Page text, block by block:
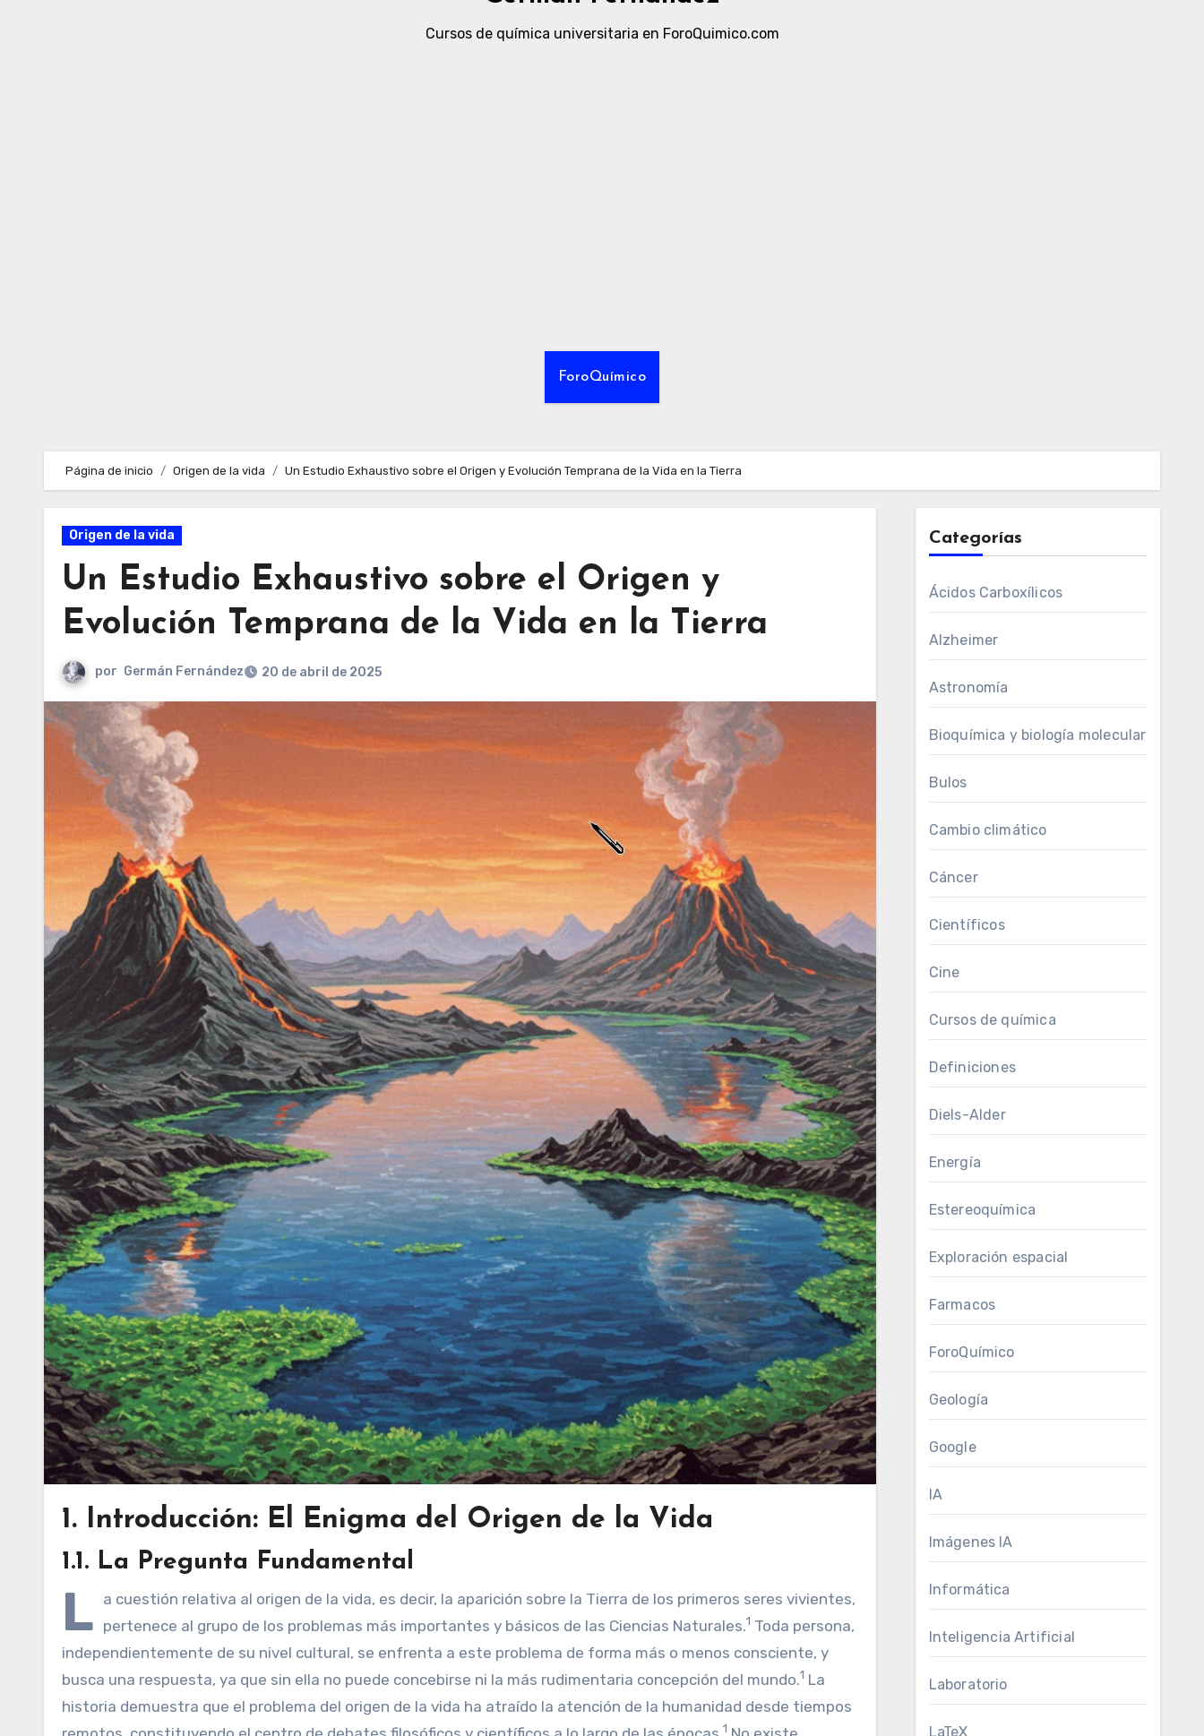
Cursos de química universitaria en ForoQuimico.com
ForoQuímico
Página de inicio Origen de la vida Un Estudio Exhaustivo sobre el Origen y Evolución Temprana de la Vida en la Tierra
Origen de la vida
Un Estudio Exhaustivo sobre el Origen y
Evolución Temprana de la Vida en la Tierra
por Germán Fernández 20 de abril de 2025
1. Introducción: El Enigma del Origen de la Vida
1.1. La Pregunta Fundamental
L a cuestión relativa al origen de la vida, es decir, la aparición sobre la Tierra de los primeros seres vivientes,
pertenece al grupo de los problemas más importantes y básicos de las Ciencias Naturales.1 Toda persona,
independientemente de su nivel cultural, se enfrenta a este problema de forma más o menos consciente, y
busca una respuesta, ya que sin ella no puede concebirse ni la más rudimentaria concepción del mundo.1 La
historia demuestra que el problema del origen de la vida ha atraído la atención de la humanidad desde tiempos
1
Categorías
Ácidos Carboxílicos
Alzheimer
Astronomía
Bioquímica y biología molecular
Bulos
Cambio climático
Cáncer
Científicos
Cine
Cursos de química
Definiciones
Diels-Alder
Energía
Estereoquímica
Exploración espacial
Farmacos
ForoQuímico
Geología
Google
IA
Imágenes IA
Informática
Inteligencia Artificial
Laboratorio
LaTeX